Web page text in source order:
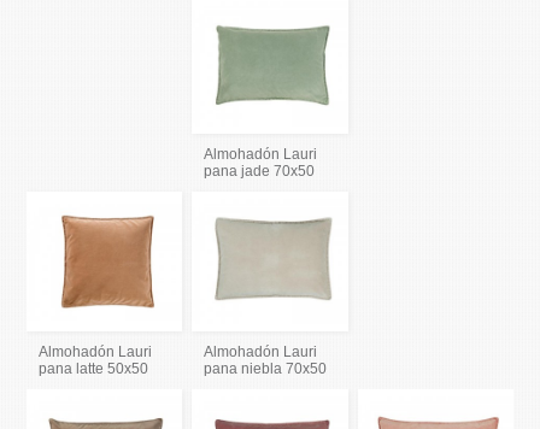
Almohadón Lauri
pana jade 70x50
Almohadón Lauri
pana latte 50x50
Almohadón Lauri
pana niebla 70x50